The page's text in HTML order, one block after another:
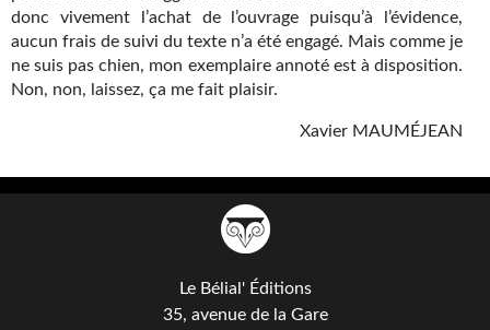
Revue de presse
Récompenses
La Bibliothèque orbitale
donc vivement l’achat de l’ouvrage puisqu’à l’évidence,
aucun frais de suivi du texte n’a été engagé. Mais comme je
ne suis pas chien, mon exemplaire annoté est à disposition.
Non, non, laissez, ça me fait plaisir.
Xavier MAUMÉJEAN
Le Bélial' Éditions
35, avenue de la Gare